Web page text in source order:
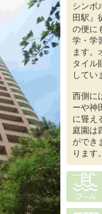
シンボ
田駅』
の便に
学・学
ます。
タイル
してい
西側に
ーや神
に聳え
庭園は
ができ
ります